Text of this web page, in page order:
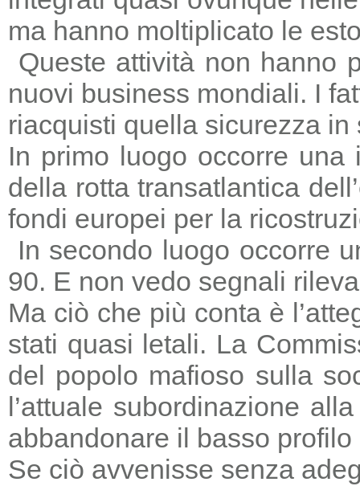
ma hanno moltiplicato le
Queste attività non hanno
nuovi business mondiali. I
riacquisti quella sicurezza
In primo luogo occorre
della rotta transatlantica
fondi europei per la
In secondo luogo occorre
90. E non vedo segnali
Ma ciò che più conta è
stati quasi letali. La
del popolo mafioso sulla
l’attuale subordinazione
abbandonare il basso
Se ciò avvenisse senza